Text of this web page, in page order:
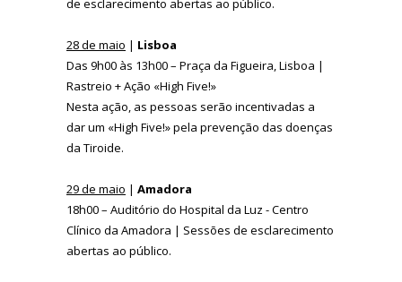
de esclarecimento abertas ao público.
28 de maio | Lisboa
Das 9h00 às 13h00 – Praça da Figueira, Lisboa |
Rastreio + Ação «High Five!»
Nesta ação, as pessoas serão incentivadas a
dar um «High Five!» pela prevenção das doenças
da Tiroide.
29 de maio | Amadora
18h00 – Auditório do Hospital da Luz - Centro
Clínico da Amadora | Sessões de esclarecimento
abertas ao público.